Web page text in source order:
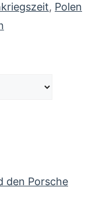
, Polen
den Porsche